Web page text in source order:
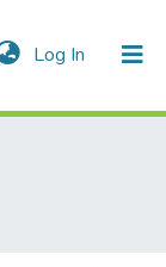
Log In (current)